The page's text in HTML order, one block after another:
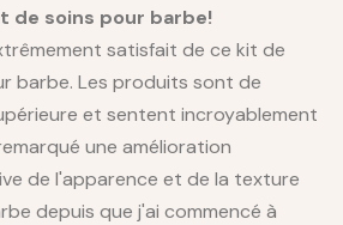
de soins pour barbe!
satisfait de ce kit de
barbe. Les produits sont de
et sentent incroyablement
une amélioration
de l'apparence et de la texture
depuis que j'ai commencé à